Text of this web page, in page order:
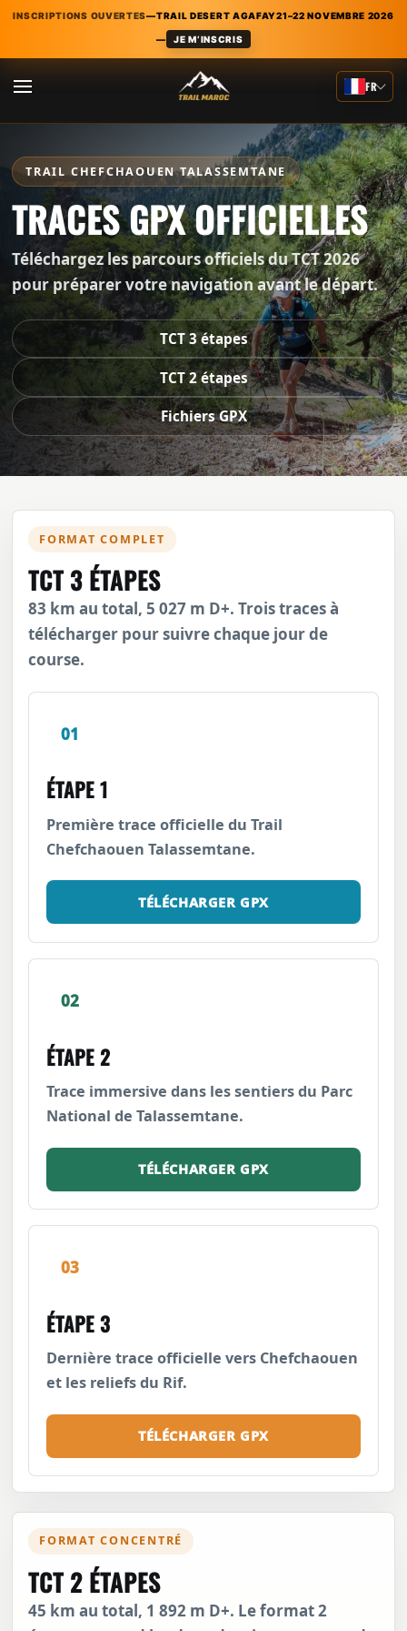
INSCRIPTIONS OUVERTES—TRAIL DESERT AGAFAY21–22 NOVEMBRE 2026
— JE M’INSCRIS
content
FR
TRAIL CHEFCHAOUEN TALASSEMTANE
TRACES GPX OFFICIELLES
Téléchargez les parcours officiels du TCT 2026
pour préparer votre navigation avant le départ.
TCT 3 étapes
TCT 2 étapes
Fichiers GPX
FORMAT COMPLET
TCT 3 ÉTAPES
83 km au total, 5 027 m D+. Trois traces à
télécharger pour suivre chaque jour de
course.
01
ÉTAPE 1
Première trace officielle du Trail
Chefchaouen Talassemtane.
TÉLÉCHARGER GPX
02
ÉTAPE 2
Trace immersive dans les sentiers du Parc
National de Talassemtane.
TÉLÉCHARGER GPX
03
ÉTAPE 3
Dernière trace officielle vers Chefchaouen
et les reliefs du Rif.
TÉLÉCHARGER GPX
FORMAT CONCENTRÉ
TCT 2 ÉTAPES
45 km au total, 1 892 m D+. Le format 2